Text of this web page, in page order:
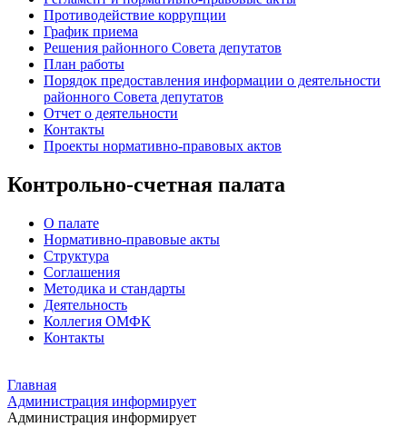
Противодействие коррупции
График приема
Решения районного Совета депутатов
План работы
Порядок предоставления информации о деятельности
районного Совета депутатов
Отчет о деятельности
Контакты
Проекты нормативно-правовых актов
Контрольно-счетная палата
О палате
Нормативно-правовые акты
Структура
Соглашения
Методика и стандарты
Деятельность
Коллегия ОМФК
Контакты
Главная
Администрация информирует
Администрация информирует